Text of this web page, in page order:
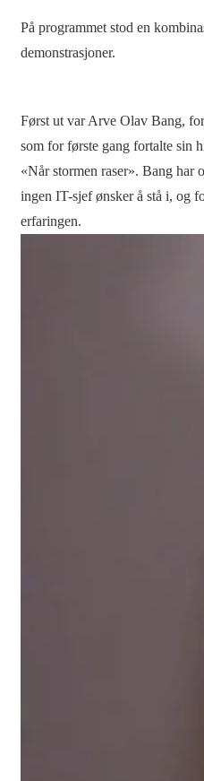
På programmet stod en
demonstrasjoner.
Først ut var Arve Olav Bang,
som for første gang fortalte sin
«Når stormen raser». Bang har
ingen IT-sjef ønsker å stå i, og
erfaringen.